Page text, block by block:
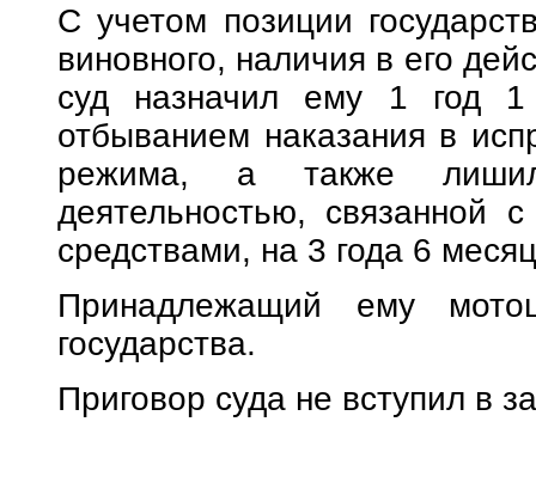
С учетом позиции
виновного, наличия в его
суд назначил ему 1 год
отбыванием наказания в
режима, а также
деятельностью, связанной
средствами, на 3 года 6
Принадлежащий ему
государства.
Приговор суда не вступил в